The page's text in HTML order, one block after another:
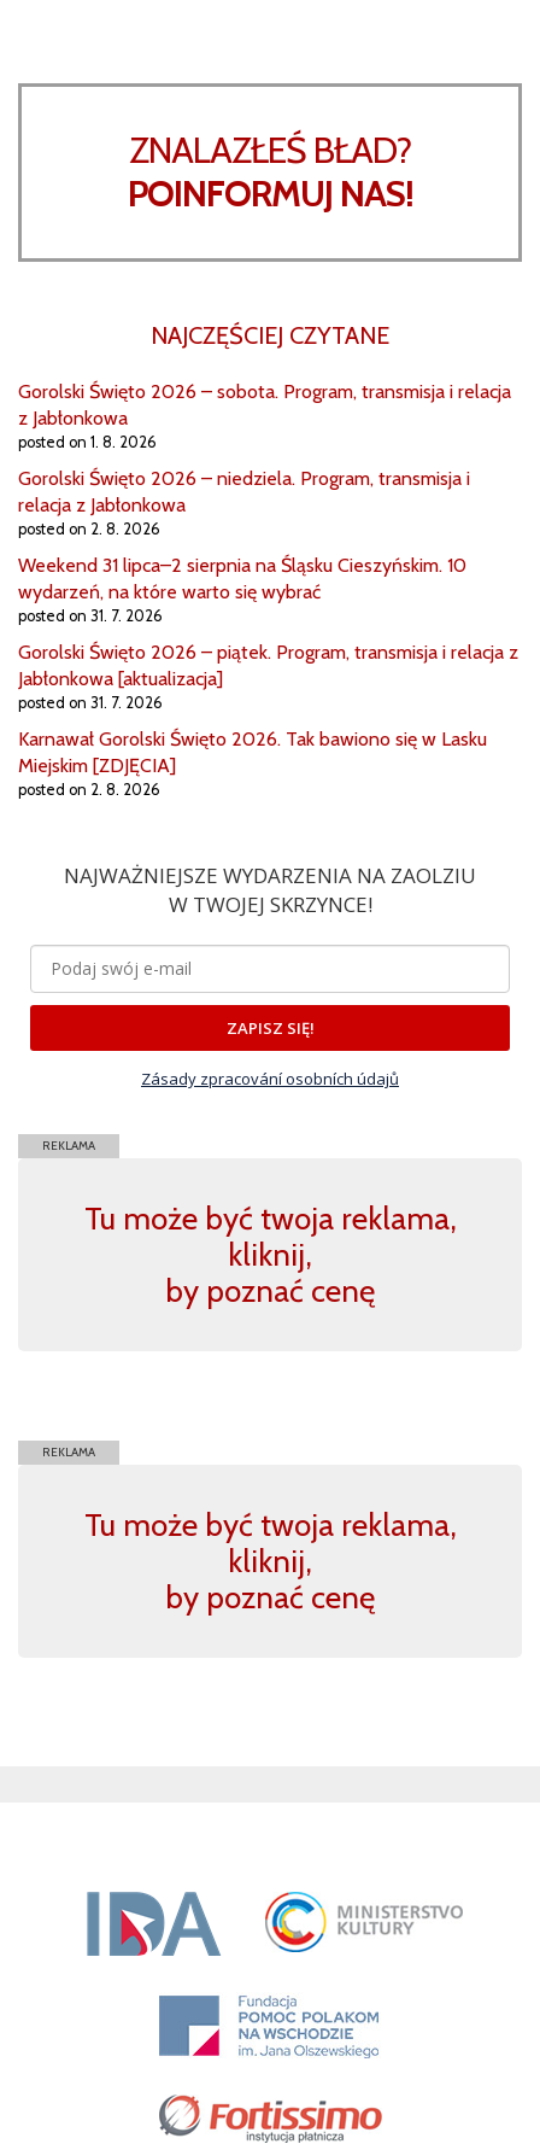
ZNALAZŁEŚ BŁAD?
POINFORMUJ NAS!
NAJCZĘŚCIEJ CZYTANE
Gorolski Święto 2026 – sobota. Program, transmisja i relacja
z Jabłonkowa
posted on 1. 8. 2026
Gorolski Święto 2026 – niedziela. Program, transmisja i
relacja z Jabłonkowa
posted on 2. 8. 2026
Weekend 31 lipca–2 sierpnia na Śląsku Cieszyńskim. 10
wydarzeń, na które warto się wybrać
posted on 31. 7. 2026
Gorolski Święto 2026 – piątek. Program, transmisja i relacja z
Jabłonkowa [aktualizacja]
posted on 31. 7. 2026
Karnawał Gorolski Święto 2026. Tak bawiono się w Lasku
Miejskim [ZDJĘCIA]
posted on 2. 8. 2026
NAJWAŻNIEJSZE WYDARZENIA NA ZAOLZIU
W TWOJEJ SKRZYNCE!
ZAPISZ SIĘ!
Zásady zpracování osobních údajů
REKLAMA
Tu może być twoja reklama,
kliknij,
by poznać cenę
REKLAMA
Tu może być twoja reklama,
kliknij,
by poznać cenę